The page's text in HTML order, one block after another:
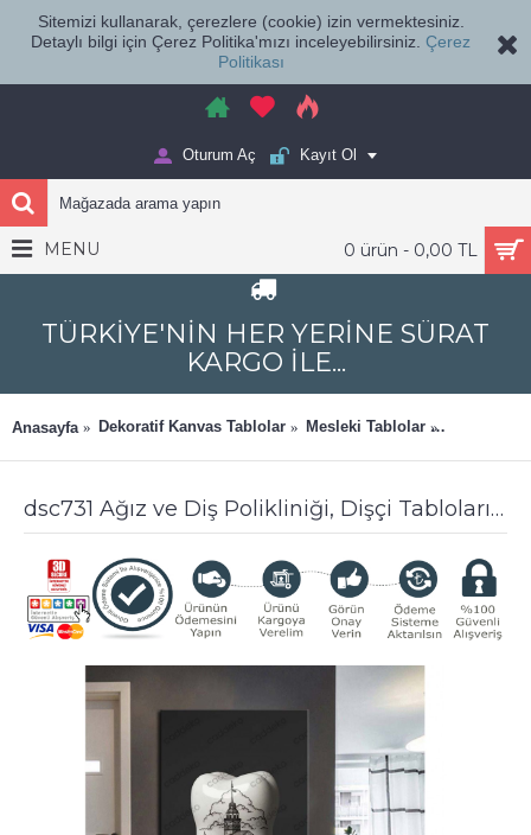
Sitemizi kullanarak, çerezlere (cookie) izin vermektesiniz.
Detaylı bilgi için Çerez Politika'mızı inceleyebilirsiniz. Çerez
Politikası
Oturum Aç Kayıt Ol
0 ürün - 0,00 TL
MENU
TÜRKİYE'NİN HER YERİNE SÜRAT
KARGO İLE...
Anasayfa Dekoratif Kanvas Tablolar Mesleki Tablolar
dsc731 Ağız ve Diş Polikliniği, Dişçi Tabloları, Diş Hekimi, İstanbul Kız Kulesi Gravür Tablo